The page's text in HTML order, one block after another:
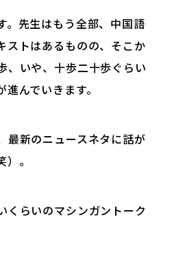
。先生はもう全部、中国語
ストはあるものの、そこか
、いや、十歩二十歩ぐらい
んでいきます。
最新のニュースネタに話が
。
くらいのマシンガントーク